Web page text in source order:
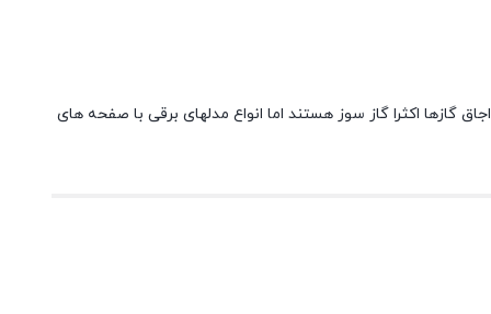
اکثرا گاز سوز هستند اما انواع مدلهای برقی با صفحه های